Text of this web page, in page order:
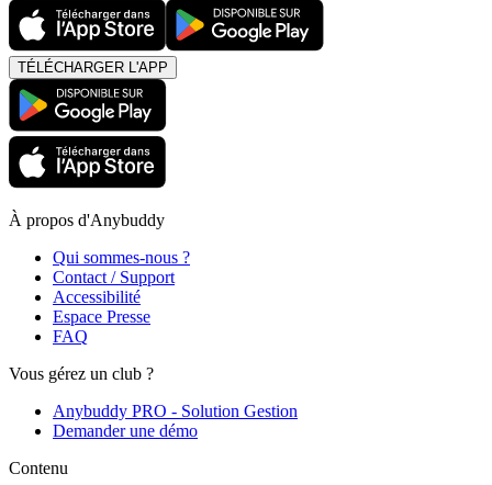
TÉLÉCHARGER L'APP
À propos d'Anybuddy
Qui sommes-nous ?
Contact / Support
Accessibilité
Espace Presse
FAQ
Vous gérez un club ?
Anybuddy PRO - Solution Gestion
Demander une démo
Contenu